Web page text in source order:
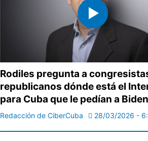
Rodiles pregunta a
republicanos dónde está el
para Cuba que le pedían a Biden
Redacción de CiberCuba 28/03/2026 -